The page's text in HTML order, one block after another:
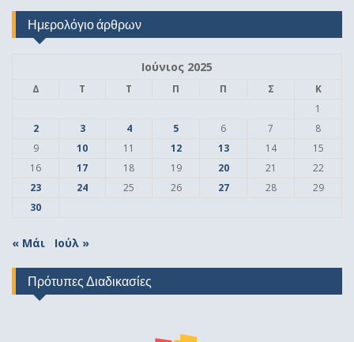
Ημερολόγιο άρθρων
Ιούνιος 2025
Δ Τ Τ Π Π Σ
Κ
1
2
3 4 5 6 7
8
9
10 11 12 13 14
15
16
17 18 19 20 21
22
23
24 25 26 27 28
29
30
« Μάι Ιούλ »
Πρότυπες Διαδικασίες